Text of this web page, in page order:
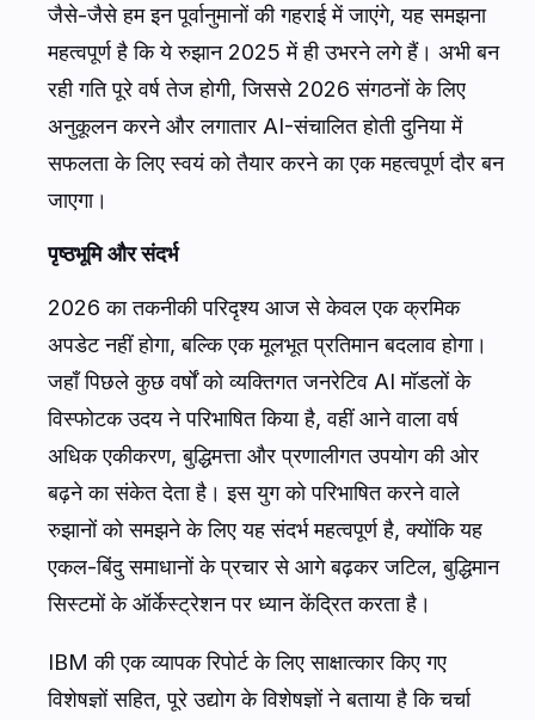
जैसे-जैसे हम इन पूर्वानुमानों की गहराई में जाएंगे, यह समझना
महत्वपूर्ण है कि ये रुझान 2025 में ही उभरने लगे हैं। अभी बन
रही गति पूरे वर्ष तेज होगी, जिससे 2026 संगठनों के लिए
अनुकूलन करने और लगातार AI-संचालित होती दुनिया में
सफलता के लिए स्वयं को तैयार करने का एक महत्वपूर्ण दौर बन
जाएगा।
पृष्ठभूमि और संदर्भ
2026 का तकनीकी परिदृश्य आज से केवल एक क्रमिक
अपडेट नहीं होगा, बल्कि एक मूलभूत प्रतिमान बदलाव होगा।
जहाँ पिछले कुछ वर्षों को व्यक्तिगत जनरेटिव AI मॉडलों के
विस्फोटक उदय ने परिभाषित किया है, वहीं आने वाला वर्ष
अधिक एकीकरण, बुद्धिमत्ता और प्रणालीगत उपयोग की ओर
बढ़ने का संकेत देता है। इस युग को परिभाषित करने वाले
रुझानों को समझने के लिए यह संदर्भ महत्वपूर्ण है, क्योंकि यह
एकल-बिंदु समाधानों के प्रचार से आगे बढ़कर जटिल, बुद्धिमान
सिस्टमों के ऑर्केस्ट्रेशन पर ध्यान केंद्रित करता है।
IBM की एक व्यापक रिपोर्ट के लिए साक्षात्कार किए गए
विशेषज्ञों सहित, पूरे उद्योग के विशेषज्ञों ने बताया है कि चर्चा